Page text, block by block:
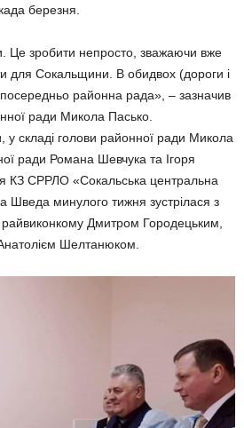
березня.
Це зробити непросто, зважаючи вже
для Сокальщини. В обидвох (дороги і
районна рада», – зазначив
ради Микола Пасько.
у складі голови районної ради Микола
ради Романа Шевчука та Ігоря
КЗ СРРЛО «Сокальська центральна
Шведа минулого тижня зустрілася з
Дмитром Городецьким,
Шелтанюком.